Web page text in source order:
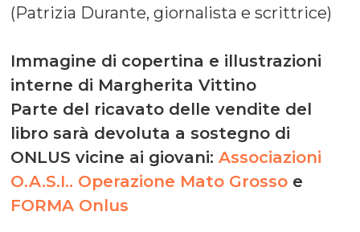
(Patrizia Durante, giornalista e scrittrice)
Immagine di copertina e illustrazioni
interne di Margherita Vittino
Parte del ricavato delle vendite del
libro sarà devoluta a sostegno di
ONLUS vicine ai giovani:Associazioni
O.A.S.I.. Operazione Mato Grosso e
FORMA Onlus